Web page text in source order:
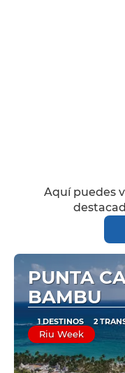
Aquí puedes
PUNTA
BAMBU
1 DESTINOS 2
Riu Week